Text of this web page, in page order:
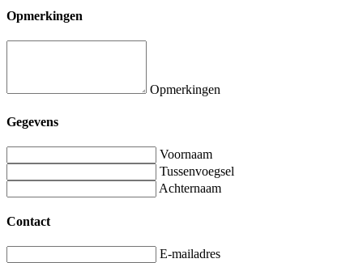
Opmerkingen
Opmerkingen
Gegevens
Voornaam
Tussenvoegsel
Achternaam
Contact
E-mailadres